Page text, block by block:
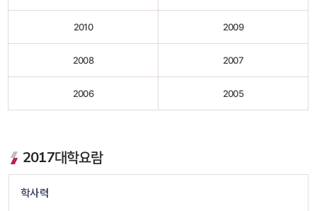
2010 2009
2008 2007
2006 2005
2017대학요람
학사력